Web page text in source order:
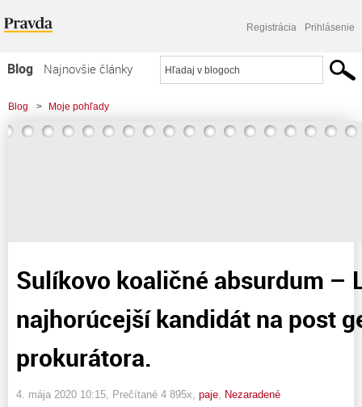
Registrácia Prihlásenie
Blog
Najnovšie články
Najčítanejšie články
Najkomentovanejšie články
Blog > Moje pohľady
> Sulíkovo koaličné absurdum – Lipšic najhorúcejší kandidát na post
Sulíkovo koaličné absurdum –
najhorúcejší kandidát na post
prokurátora.
4. mája 2020 10:15 , Prečítané 4 895x, paje Nezaradené